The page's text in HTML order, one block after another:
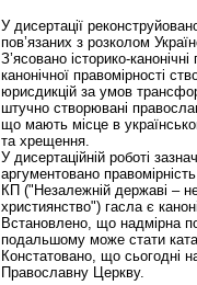
У дисертації
пов’язаних з розколом
З’ясовано історико-
канонічної правомірності
юрисдикцій за умов
штучно створювані
що мають місце в
та хрещення.
У дисертаційній роботі
аргументовано
КП ("Незалежній державі –
християнство") гасла є
Встановлено, що надмірна
подальшому може стати
Констатовано, що сьогодні
Православну Церкву.